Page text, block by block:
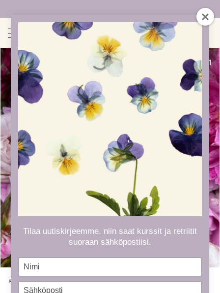
1/ 1
Kauppa»Kurssit»ABUNDANCE – luonnollinen liike-tanssityöpaja
Tilaa uutiskirjeemme, niin saat kurssit ja retriitit
suoraan sähköpostiisi.
Type
name
Type